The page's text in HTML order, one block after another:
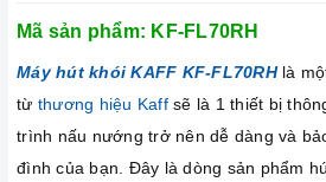
Mã sản phẩm: KF-FL70RH
Máy hút khói KAFF KF-FL70RHlà
từ thương hiệu Kaffsẽ là 1 thiết bị
trình nấu nướng trở nên dễ dàng và
đình của bạn. Đây là dòng sản phẩm